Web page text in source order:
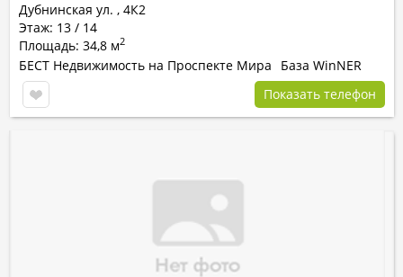
Дубнинская ул. , 4К2
Этаж: 13 / 14
Площадь: 34,8 м2
БЕСТ Недвижимость на Проспекте Мира
База WinNER
Показать телефон